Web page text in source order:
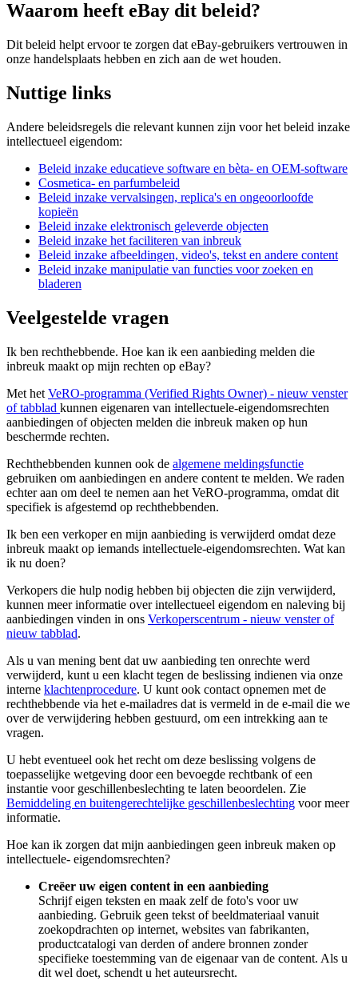
Waarom heeft eBay dit beleid?
Dit beleid helpt ervoor te zorgen dat eBay-gebruikers vertrouwen in
onze handelsplaats hebben en zich aan de wet houden.
Nuttige links
Andere beleidsregels die relevant kunnen zijn voor het beleid inzake
intellectueel eigendom:
Beleid inzake educatieve software en bèta- en OEM-software
Cosmetica- en parfumbeleid
Beleid inzake vervalsingen, replica's en ongeoorloofde
kopieën
Beleid inzake elektronisch geleverde objecten
Beleid inzake het faciliteren van inbreuk
Beleid inzake afbeeldingen, video's, tekst en andere content
Beleid inzake manipulatie van functies voor zoeken en
bladeren
Veelgestelde vragen
Ik ben rechthebbende. Hoe kan ik een aanbieding melden die
inbreuk maakt op mijn rechten op eBay?
Met het VeRO-programma (Verified Rights Owner) - nieuw venster
of tabblad kunnen eigenaren van intellectuele-eigendomsrechten
aanbiedingen of objecten melden die inbreuk maken op hun
beschermde rechten.
Rechthebbenden kunnen ook de algemene meldingsfunctie
gebruiken om aanbiedingen en andere content te melden. We raden
echter aan om deel te nemen aan het VeRO-programma, omdat dit
specifiek is afgestemd op rechthebbenden.
Ik ben een verkoper en mijn aanbieding is verwijderd omdat deze
inbreuk maakt op iemands intellectuele-eigendomsrechten. Wat kan
ik nu doen?
Verkopers die hulp nodig hebben bij objecten die zijn verwijderd,
kunnen meer informatie over intellectueel eigendom en naleving bij
aanbiedingen vinden in ons Verkoperscentrum - nieuw venster of
nieuw tabblad.
Als u van mening bent dat uw aanbieding ten onrechte werd
verwijderd, kunt u een klacht tegen de beslissing indienen via onze
interne klachtenprocedure. U kunt ook contact opnemen met de
rechthebbende via het e-mailadres dat is vermeld in de e-mail die we
over de verwijdering hebben gestuurd, om een intrekking aan te
vragen.
U hebt eventueel ook het recht om deze beslissing volgens de
toepasselijke wetgeving door een bevoegde rechtbank of een
instantie voor geschillenbeslechting te laten beoordelen. Zie
Bemiddeling en buitengerechtelijke geschillenbeslechting voor meer
informatie.
Hoe kan ik zorgen dat mijn aanbiedingen geen inbreuk maken op
intellectuele- eigendomsrechten?
Creëer uw eigen content in een aanbieding
Schrijf eigen teksten en maak zelf de foto's voor uw
aanbieding. Gebruik geen tekst of beeldmateriaal vanuit
zoekopdrachten op internet, websites van fabrikanten,
productcatalogi van derden of andere bronnen zonder
specifieke toestemming van de eigenaar van de content. Als u
dit wel doet, schendt u het auteursrecht.